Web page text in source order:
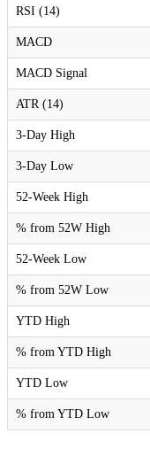
RSI (14)
MACD
MACD Signal
ATR (14)
3-Day High
3-Day Low
52-Week High
% from 52W High
52-Week Low
% from 52W Low
YTD High
% from YTD High
YTD Low
% from YTD Low